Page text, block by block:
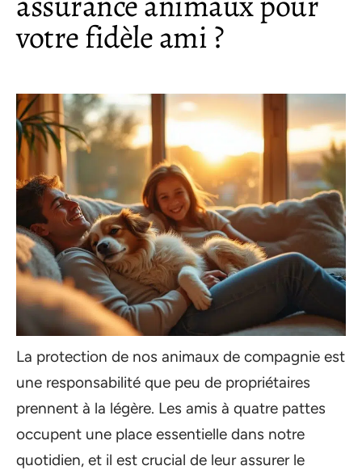
votre fidèle ami ?
La protection de nos animaux de compagnie est
une responsabilité que peu de propriétaires
prennent à la légère. Les amis à quatre pattes
occupent une place essentielle dans notre
quotidien, et il est crucial de leur assurer le